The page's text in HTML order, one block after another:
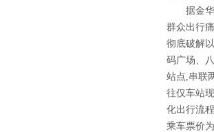
据金华日
群众出行
彻底破解
码广场、
站点,串联
往仅车站
化出行流
乘车票价